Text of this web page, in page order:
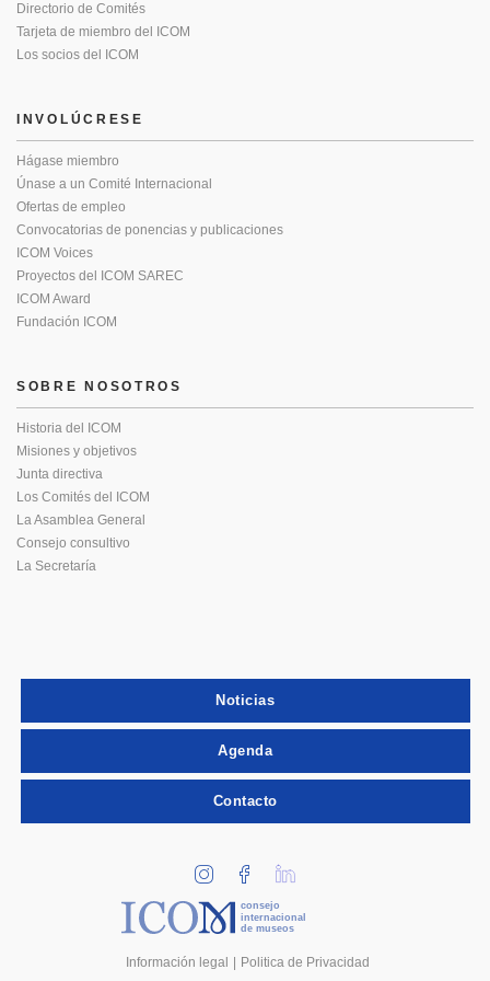
Directorio de Comités
Tarjeta de miembro del ICOM
Los socios del ICOM
INVOLÚCRESE
Hágase miembro
Únase a un Comité Internacional
Ofertas de empleo
Convocatorias de ponencias y publicaciones
ICOM Voices
Proyectos del ICOM SAREC
ICOM Award
Fundación ICOM
SOBRE NOSOTROS
Historia del ICOM
Misiones y objetivos
Junta directiva
Los Comités del ICOM
La Asamblea General
Consejo consultivo
La Secretaría
Noticias
Agenda
Contacto
consejo
internacional
de museos
Información legal Politica de Privacidad